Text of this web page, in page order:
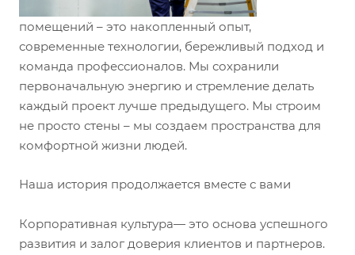
помещений – это накопленный опыт,
современные технологии, бережливый подход и
команда профессионалов. Мы сохранили
первоначальную энергию и стремление делать
каждый проект лучше предыдущего. Мы строим
не просто стены – мы создаем пространства для
комфортной жизни людей.
Наша история продолжается вместе с вами
Корпоративная культура— это основа успешного
развития и залог доверия клиентов и партнеров.